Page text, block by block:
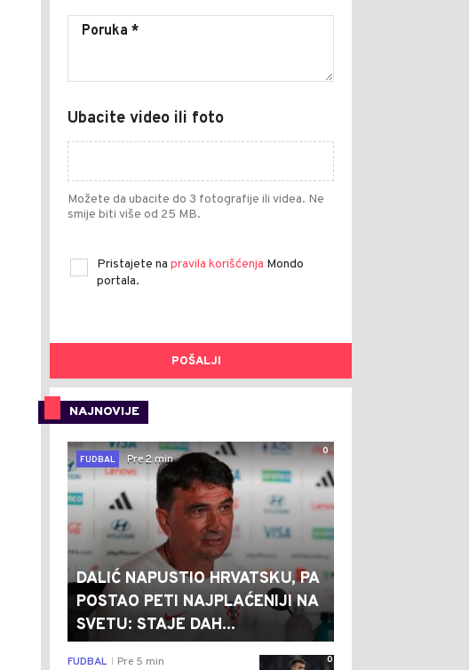
Ubacite video ili foto
Možete da ubacite do 3 fotografije ili videa. Ne
smije biti više od 25 MB.
Pristajete na pravila korišćenja Mondo
portala.
POŠALJI
NAJNOVIJE
0
FUDBAL
Pre 2 min
DALIĆ NAPUSTIO HRVATSKU, PA
POSTAO PETI NAJPLAĆENIJI NA
SVETU: STAJE DAH...
0
FUDBAL Pre 5 min